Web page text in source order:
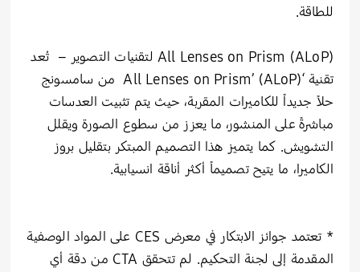
للطاقة.
All Lenses on Prism (ALoP) لتقنيات التصوير – تُعد
تقنية ‘All Lenses on Prism’ (ALoP) من سامسونج
حلاً جديداً للكاميرات المقربة، حيث يتم تثبيت العدسات
مباشرةً على المنشور، ما يعزز من سطوع الصورة ويقلل
التشويش. كما يتميز هذا التصميم المبتكر بتقليل بروز
الكاميرا، ما يتيح تصميماً أكثر أناقة انسيابية.
* تعتمد جوائز الابتكار في معرض CES على المواد الوصفية
المقدمة إلى لجنة التحكيم. لم تتحقق CTA من دقة أي